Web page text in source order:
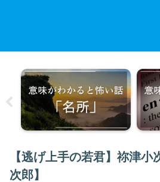
【逃げ上手の若君】祢津小
次郎】